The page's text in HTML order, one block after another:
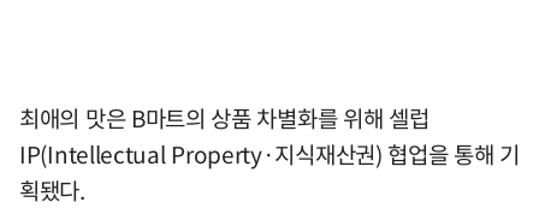
최애의 맛은 B마트의 상품 차별화를 위해 셀럽
IP(Intellectual Property·지식재산권) 협업을 통해 기
획됐다.